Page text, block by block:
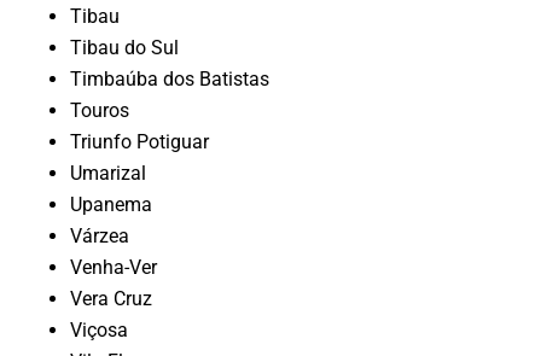
Tibau
Tibau do Sul
Timbaúba dos Batistas
Touros
Triunfo Potiguar
Umarizal
Upanema
Várzea
Venha-Ver
Vera Cruz
Viçosa